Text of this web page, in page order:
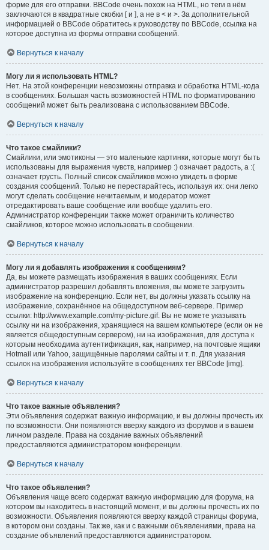
форме для его отправки. BBCode очень похож на HTML, но теги в нём
заключаются в квадратные скобки [ и ], а не в < и >. За дополнительной
информацией о BBCode обратитесь к руководству по BBCode, ссылка на
которое доступна из формы отправки сообщений.
Вернуться к началу
Могу ли я использовать HTML?
Нет. На этой конференции невозможны отправка и обработка HTML-кода
в сообщениях. Большая часть возможностей HTML по форматированию
сообщений может быть реализована с использованием BBCode.
Вернуться к началу
Что такое смайлики?
Смайлики, или эмотиконы — это маленькие картинки, которые могут быть
использованы для выражения чувств, например :) означает радость, а :(
означает грусть. Полный список смайликов можно увидеть в форме
создания сообщений. Только не перестарайтесь, используя их: они легко
могут сделать сообщение нечитаемым, и модератор может
отредактировать ваше сообщение или вообще удалить его.
Администратор конференции также может ограничить количество
смайликов, которое можно использовать в сообщении.
Вернуться к началу
Могу ли я добавлять изображения к сообщениям?
Да, вы можете размещать изображения в ваших сообщениях. Если
администратор разрешил добавлять вложения, вы можете загрузить
изображение на конференцию. Если нет, вы должны указать ссылку на
изображение, сохранённое на общедоступном веб-сервере. Пример
ссылки: http://www.example.com/my-picture.gif. Вы не можете указывать
ссылку ни на изображения, хранящиеся на вашем компьютере (если он не
является общедоступным сервером), ни на изображения, для доступа к
которым необходима аутентификация, как, например, на почтовые ящики
Hotmail или Yahoo, защищённые паролями сайты и т. п. Для указания
ссылок на изображения используйте в сообщениях тег BBCode [img].
Вернуться к началу
Что такое важные объявления?
Эти объявления содержат важную информацию, и вы должны прочесть их
по возможности. Они появляются вверху каждого из форумов и в вашем
личном разделе. Права на создание важных объявлений
предоставляются администратором конференции.
Вернуться к началу
Что такое объявления?
Объявления чаще всего содержат важную информацию для форума, на
котором вы находитесь в настоящий момент, и вы должны прочесть их по
возможности. Объявления появляются вверху каждой страницы форума,
в котором они созданы. Так же, как и с важными объявлениями, права на
создание объявлений предоставляются администратором.